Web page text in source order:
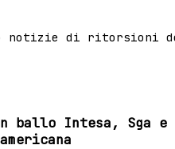
notizie di ritorsioni
ballo Intesa, Sga e